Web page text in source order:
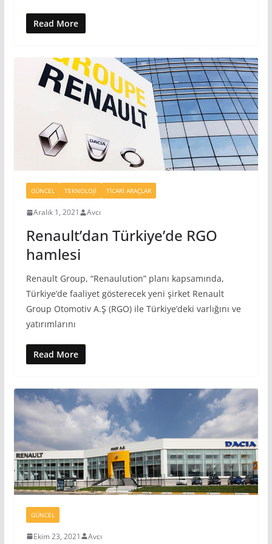
Read More
GÜNCEL TEKNOLOJI TICARI ARAÇLAR
Aralık 1, 2021 Avcı
Renault’dan Türkiye’de RGO
hamlesi
Renault Group, “Renaulution” planı kapsamında,
Türkiye’de faaliyet gösterecek yeni şirket Renault
Group Otomotiv A.Ş (RGO) ile Türkiye’deki varlığını ve
yatırımlarını
Read More
GÜNCEL
Ekim 23, 2021 Avcı